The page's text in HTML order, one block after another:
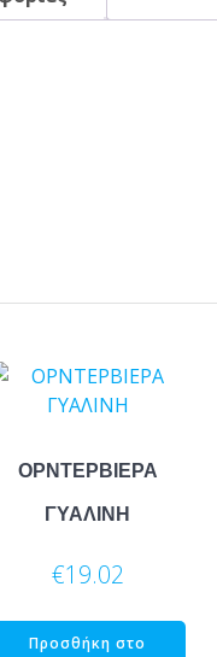
ΟΡΝΤΕΡΒΙΕΡΑ
ΓΥΑΛΙΝΗ
€19.02
Προσθήκη στο